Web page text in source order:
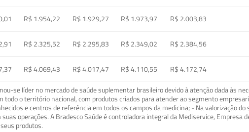
R$ 1.954,22 R$ 1.929,27 R$ 1.973,97 R$ 2.003,83
R$ 2.325,52 R$ 2.295,83 R$ 2.349,02 R$ 2.384,56
R$ 4.069,43 R$ 4.017,47 R$ 4.110,55 R$ 4.172,74
se líder no mercado de saúde suplementar brasileiro devido à atenção dada às
todo o território nacional, com produtos criados para atender ao segmento
e centros de referência em todos os campos da medicina; - Na
operações. A Bradesco Saúde é controladora integral da Mediservice,
produtos.